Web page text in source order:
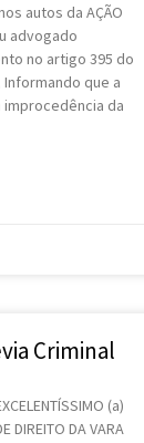
autos da AÇÃO
advogado
no artigo 395 do
Informando que a
da
Criminal
(a)
DIREITO DA VARA